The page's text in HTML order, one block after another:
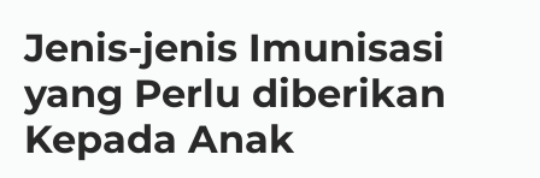
Jenis-jenis Imunisasi
yang Perlu diberikan
Kepada Anak